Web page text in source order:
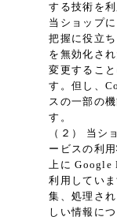
する技術を
当ショップ
把握に役立
を無効化さ
変更するこ
す。但し、
スの一部の
す。
（２） 当シ
ービスの利
上に Google
利用してい
集、処理さ
しい情報に